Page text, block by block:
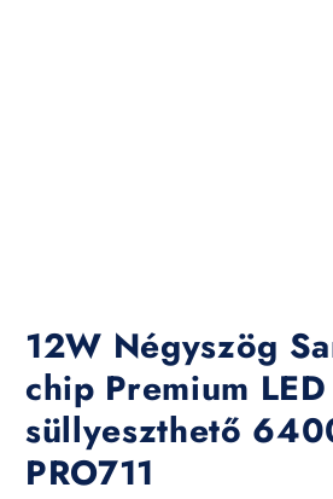
12W Négyszög
chip Premium
süllyeszthető
PRO711